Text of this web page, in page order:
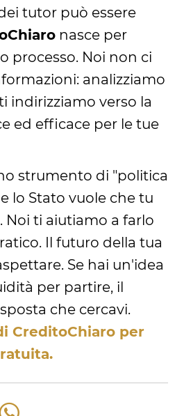
tutor può essere
nasce per
processo. Noi non ci
analizziamo
indirizziamo verso la
ed efficace per le tue
strumento di "politica
lo Stato vuole che tu
Noi ti aiutiamo a farlo
Il futuro della tua
Se hai un'idea
per partire, il
che cercavi.
CreditoChiaro per